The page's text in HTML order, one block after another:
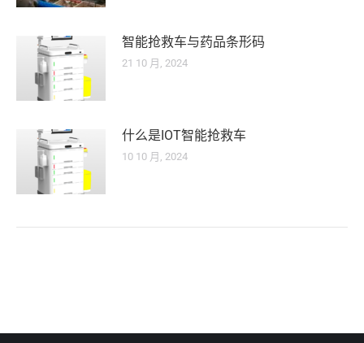
智能抢救车与药品条形码
21 10 月, 2024
什么是IOT智能抢救车
10 10 月, 2024